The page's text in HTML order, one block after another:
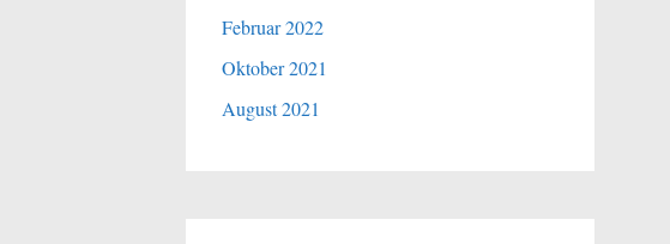
Februar 2022
Oktober 2021
August 2021